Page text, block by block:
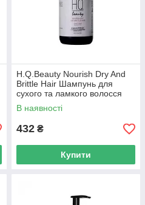
H.Q.Beauty Nourish Dry And
Brittle Hair Шампунь для
сухого та ламкого волосся
280мл
В наявності
432 ₴
Купити